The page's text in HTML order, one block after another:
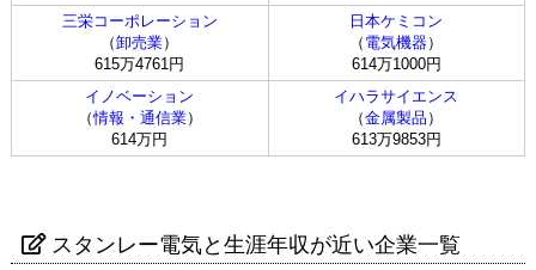
三栄コーポレーション
（卸売業）
615万4761円
日本ケミコン
（ 電気機器）
614万1000円
イノベーション
（情報・通信業）
614万円
イハラサイエンス
（金属製品 ）
613万9853円
スタンレー電気と生涯年収が近い企業一覧